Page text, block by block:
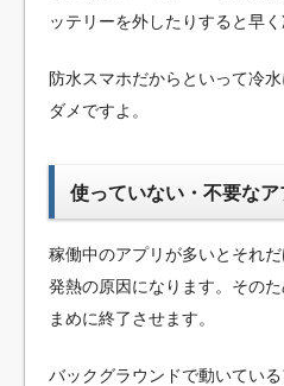
ッテリーを外したりすると早
防水スマホだからといって冷
ダメですよ。
使っていない・不要な
稼働中のアプリが多いとそれ
発熱の原因になります。その
まめに終了させます。
バックグラウンドで動いてい